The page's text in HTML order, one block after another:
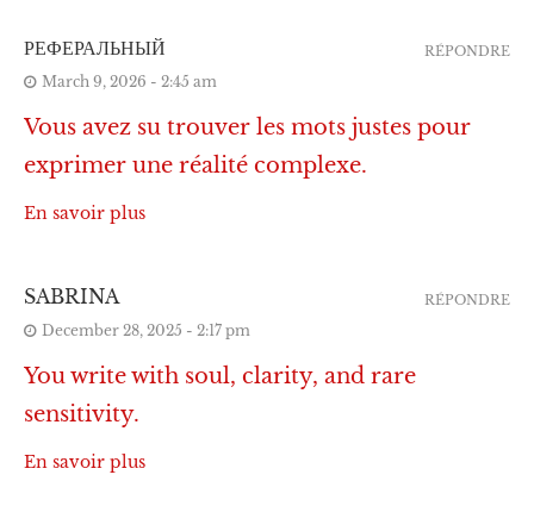
РЕФЕРАЛЬНЫЙ
March 9, 2026 - 2:45 am
Vous avez su trouver les mots justes pour
exprimer une réalité complexe.
En savoir plus
RÉPONDRE
SABRINA
December 28, 2025 - 2:17 pm
You write with soul, clarity, and rare
sensitivity.
En savoir plus
RÉPONDRE